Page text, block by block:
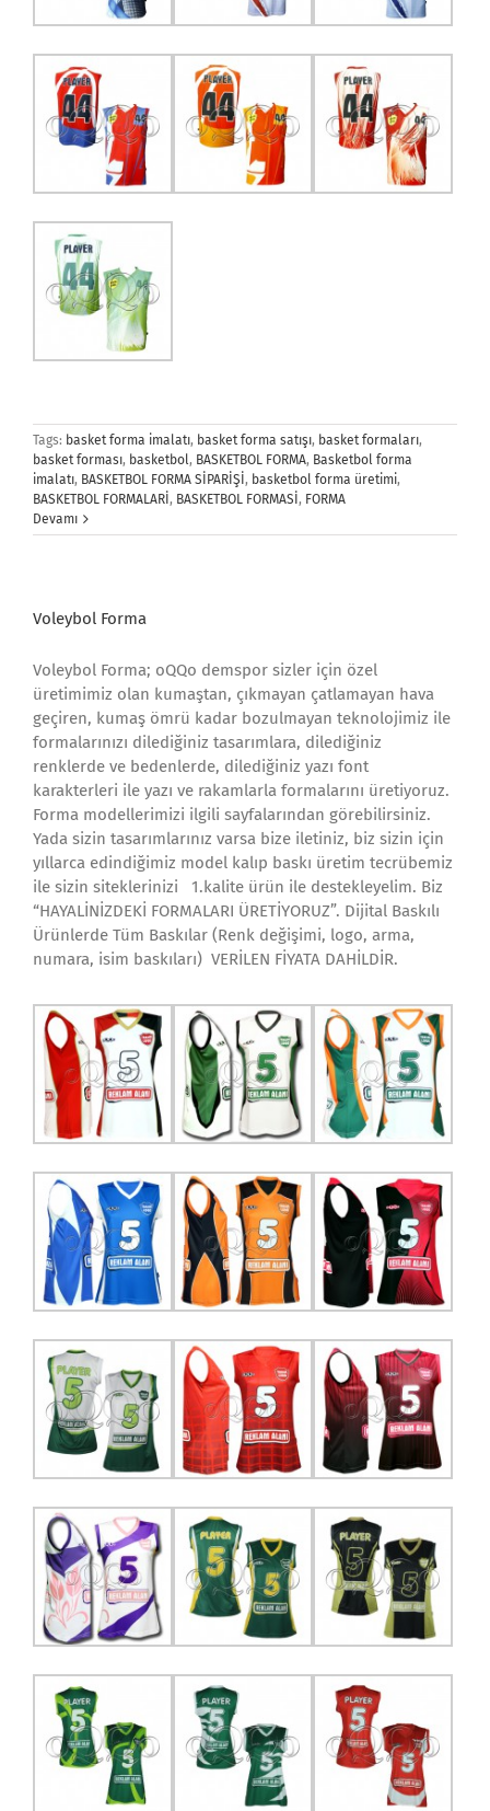
Tags: basket forma imalatı, basket forma satışı, basket formaları,
basket forması, basketbol, BASKETBOL FORMA, Basketbol forma
imalatı, BASKETBOL FORMA SİPARİŞİ , basketbol forma üretimi,
BASKETBOL FORMALARİ , BASKETBOL FORMASİ , FORMA
Devamı
Voleybol Forma
Voleybol Forma; oQQo demspor sizler için özel
üretimimiz olan kumaştan, çıkmayan çatlamayan hava
geçiren, kumaş ömrü kadar bozulmayan teknolojimiz ile
formalarınızı dilediğiniz tasarımlara, dilediğiniz
renklerde ve bedenlerde, dilediğiniz yazı font
karakterleri ile yazı ve rakamlarla formalarını üretiyoruz.
Forma modellerimizi ilgili sayfalarından görebilirsiniz.
Yada sizin tasarımlarınız varsa bize iletiniz, biz sizin için
yıllarca edindiğimiz model kalıp baskı üretim tecrübemiz
ile sizin siteklerinizi 1.kalite ürün ile destekleyelim. Biz
“HAYALİNİZDEKİ FORMALARI ÜRETİYORUZ”. Dijital Baskılı
Ürünlerde Tüm Baskılar (Renk değişimi, logo, arma,
numara, isim baskıları) VERİLEN FİYATA DAHİLDİR.